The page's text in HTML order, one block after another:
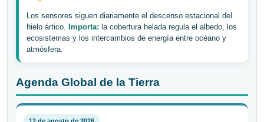
Los sensores siguen diariamente el descenso estacional del
hielo ártico. Importa: la cobertura helada regula el albedo, los
ecosistemas y los intercambios de energía entre océano y
atmósfera.
Agenda Global de la Tierra